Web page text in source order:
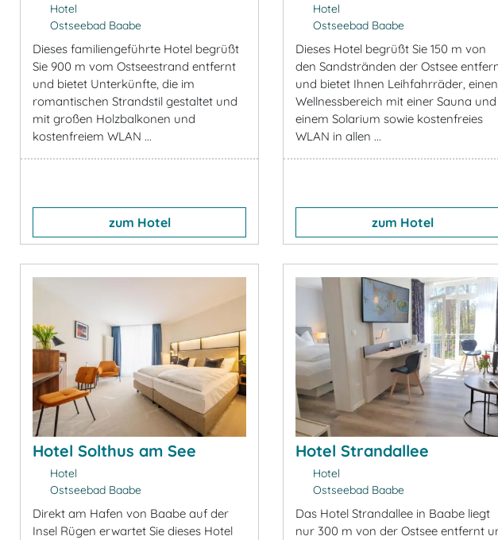
Hotel
Ostseebad Baabe
Dieses familiengeführte Hotel begrüßt
Sie 900 m vom Ostseestrand entfernt
und bietet Unterkünfte, die im
romantischen Strandstil gestaltet und
mit großen Holzbalkonen und
kostenfreiem WLAN ...
zum Hotel
Hotel
Ostseebad Baabe
Dieses Hotel begrüßt Sie 150 m von
den Sandstränden der Ostsee
und bietet Ihnen Leihfahrräder, einen
Wellnessbereich mit einer Sauna und
einem Solarium sowie kostenfreies
WLAN in allen ...
zum Hotel
Hotel Solthus am See
Hotel
Ostseebad Baabe
Direkt am Hafen von Baabe auf der
Insel Rügen erwartet Sie dieses Hotel
Hotel Strandallee
Hotel
Ostseebad Baabe
Das Hotel Strandallee in Baabe liegt
nur 300 m von der Ostsee entfernt